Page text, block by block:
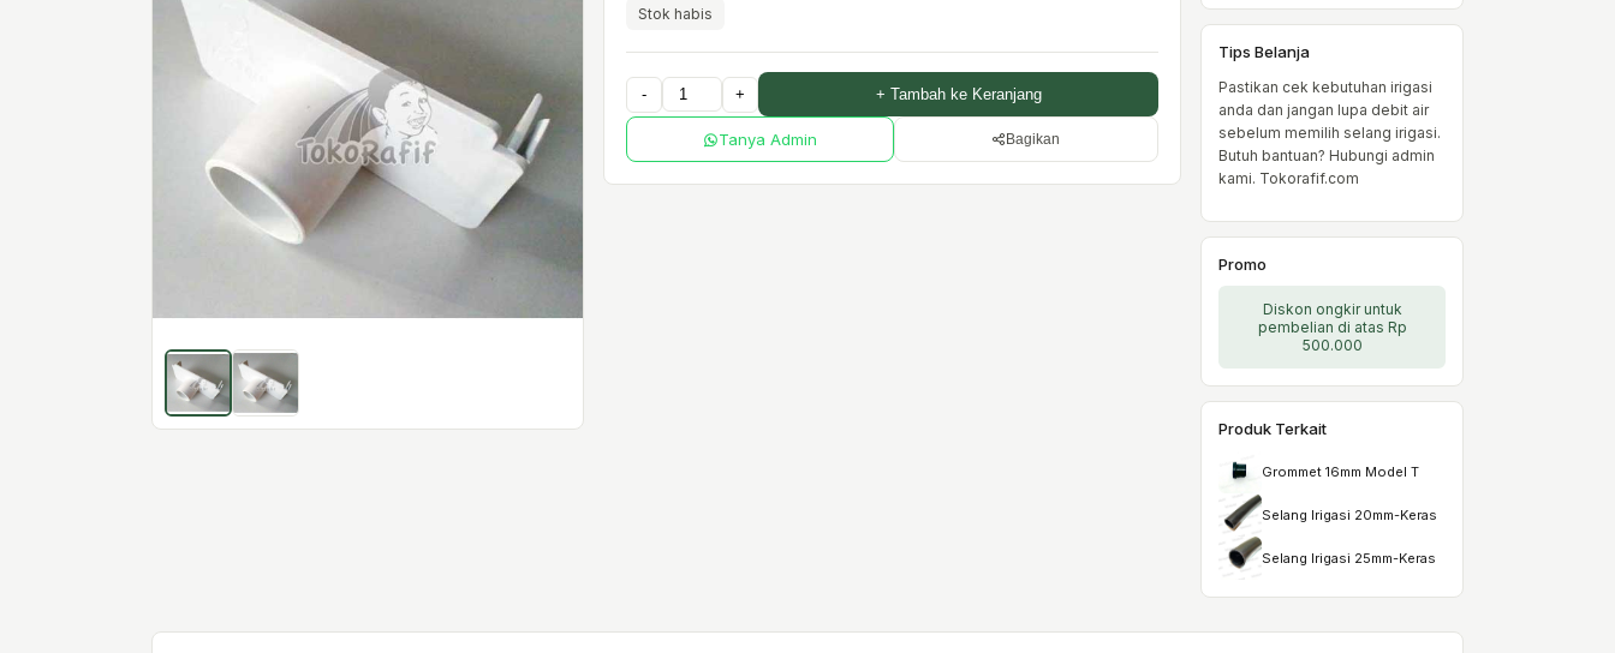
Stok habis
- + + Tambah ke Keranjang
Tanya Admin Bagikan
Tips Belanja
Pastikan cek kebutuhan irigasi
anda dan jangan lupa debit air
sebelum memilih selang irigasi.
Butuh bantuan? Hubungi admin
kami. Tokorafif.com
Promo
Diskon ongkir untuk
pembelian di atas Rp
500.000
Produk Terkait
Grommet 16mm Model T
Selang Irigasi 20mm-Keras
Selang Irigasi 25mm-Keras